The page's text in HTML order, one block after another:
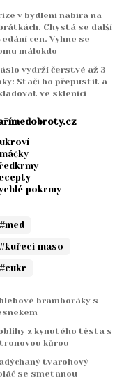
v bydlení nabírá na
Chystá se další
cen. Vyhne se
málokdo
vydrží čerstvé až 3
Stačí ho přepustit a
ve sklenici
pokrmy
#med
#kuřecí maso
#cukr
bramboráky s
z kynutého těsta s
kůrou
tvarohový
se smetanou